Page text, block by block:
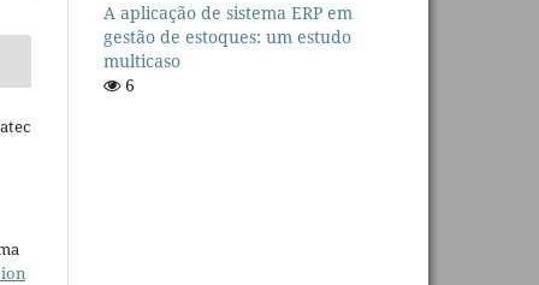
A aplicação de sistema ERP em
gestão de estoques: um estudo
multicaso
6